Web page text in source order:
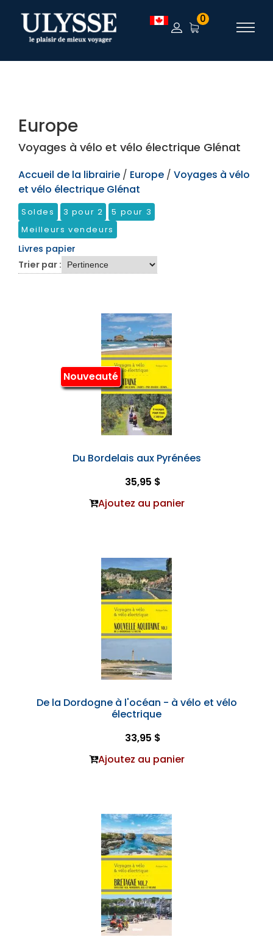
TEST 0
Europe
Voyages à vélo et vélo électrique Glénat
Accueil de la librairie / Europe / Voyages à vélo
et vélo électrique Glénat
Soldes 3 pour 2
5 pour 3
Meilleurs vendeurs
Livres papier
Trier par :
Nouveauté
Du Bordelais aux Pyrénées
35,95 $
Ajoutez au panier
De la Dordogne à l'océan - à vélo et vélo
électrique
33,95 $
Ajoutez au panier